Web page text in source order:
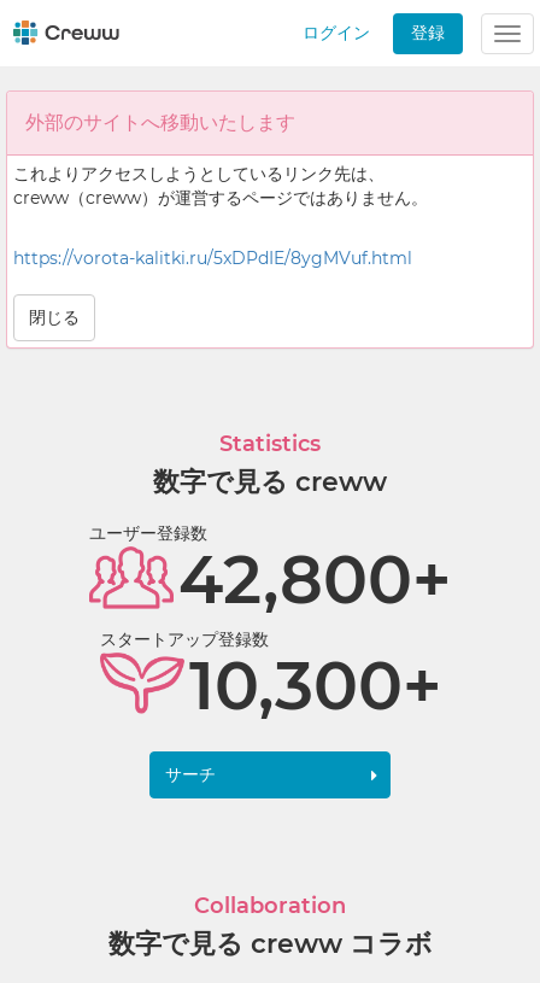
ログイン 登録
外部のサイトへ移動いたします
これよりアクセスしようとしているリンク先は、
creww（creww）が運営するページではありません。
https://vorota-kalitki.ru/5xDPdIE/8ygMVuf.html
閉じる
Statistics
数字で見る creww
ユーザー登録数
42,800+
スタートアップ登録数
10,300+
サーチ
Collaboration
数字で見る creww コラボ